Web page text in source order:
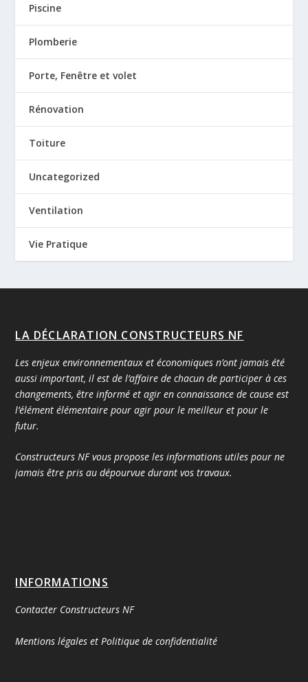
Piscine
Plomberie
Porte, Fenêtre et volet
Rénovation
Toiture
Uncategorized
Ventilation
Vie Pratique
LA DÉCLARATION CONSTRUCTEURS NF
Les enjeux environnementaux et économiques n’ont jamais été
aussi important, il est de l’affaire de chacun de participer à ces
changements, être informé et agir en connaissance de cause est
l’élément élémentaire pour agir pour le meilleur et pour le
futur.
Constructeurs NF vous propose les informations utiles pour ne
jamais être pris au dépourvue durant vos travaux.
INFORMATIONS
Contacter Constructeurs NF
Mentions légales et Politique de confidentialité